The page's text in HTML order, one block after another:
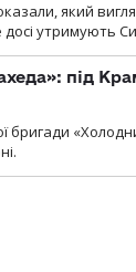
який
досі утримують
під
бригади